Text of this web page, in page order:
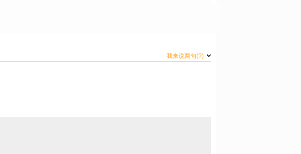
我来说两句(?)